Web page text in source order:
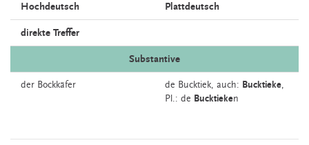
Hochdeutsch Plattdeutsch
direkte Treffer
Substantive
der Bockkäfer de Bucktiek, auch: Bucktieke,
Pl.: de Bucktieken